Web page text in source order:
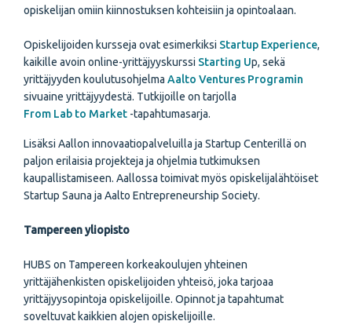
opiskelijan omiin kiinnostuksen kohteisiin ja opintoalaan.
Opiskelijoiden kursseja ovat esimerkiksi Startup Experience,
kaikille avoin online-yrittäjyyskurssi Starting Up, sekä
yrittäjyyden koulutusohjelma Aalto Ventures Programin
sivuaine yrittäjyydestä. Tutkijoille on tarjolla
From Lab to Market -tapahtumasarja.
Lisäksi Aallon innovaatiopalveluilla ja Startup Centerillä on
paljon erilaisia projekteja ja ohjelmia tutkimuksen
kaupallistamiseen. Aallossa toimivat myös opiskelijalähtöiset
Startup Sauna ja Aalto Entrepreneurship Society.
Tampereen yliopisto
HUBS on Tampereen korkeakoulujen yhteinen
yrittäjähenkisten opiskelijoiden yhteisö, joka tarjoaa
yrittäjyysopintoja opiskelijoille. Opinnot ja tapahtumat
soveltuvat kaikkien alojen opiskelijoille.